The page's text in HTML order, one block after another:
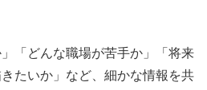
」「どんな職場が苦手か」「将来
たいか」など、細かな情報を共